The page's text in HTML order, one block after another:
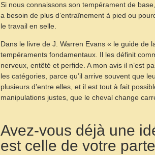
Si nous connaissons son tempérament de
a besoin de plus d’entraînement à pied ou
le travail en selle.
Dans le livre de J. Warren Evans « le guide de
tempéraments fondamentaux. Il les définit
nerveux, entêté et perfide. A mon avis il n’est
les catégories, parce qu’il arrive souvent que
plusieurs d’entre elles, et il est tout à fait
manipulations justes, que le cheval change
Avez-vous déjà une
est celle de votre